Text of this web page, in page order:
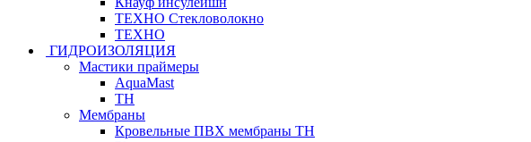
ТЕХНО Стекловолокно
ТЕХНО
ГИДРОИЗОЛЯЦИЯ
Мастики праймеры
AquaMast
ТН
Мембраны
Кровельные ПВХ мембраны ТН